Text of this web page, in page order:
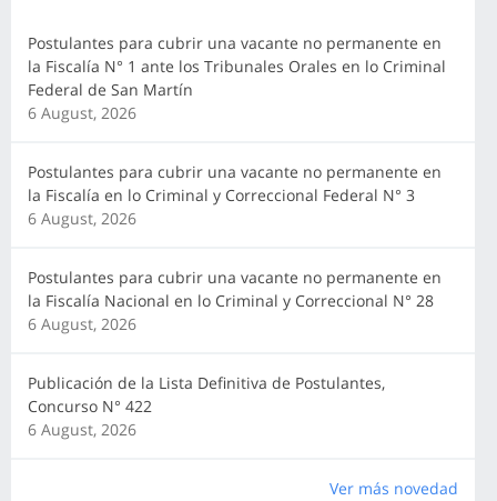
Postulantes para cubrir una vacante no permanente en
la Fiscalía N° 1 ante los Tribunales Orales en lo Criminal
Federal de San Martín
6 August, 2026
Postulantes para cubrir una vacante no permanente en
la Fiscalía en lo Criminal y Correccional Federal N° 3
6 August, 2026
Postulantes para cubrir una vacante no permanente en
la Fiscalía Nacional en lo Criminal y Correccional N° 28
6 August, 2026
Publicación de la Lista Definitiva de Postulantes,
Concurso N° 422
6 August, 2026
Ver más novedad